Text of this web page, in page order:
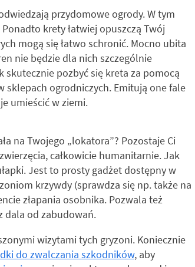
przydomowe ogrody. W tym
krety łatwiej opuszczą Twój
mogą się łatwo schronić. Mocno ubita
nie będzie dla nich szczególnie
skutecznie pozbyć się kreta za pomocą
sklepach ogrodniczych. Emitują one fale
umieścić w ziemi.
na Twojego „lokatora”? Pozostaje Ci
całkowicie humanitarnie. Jak
Jest to prosty gadżet dostępny w
krzywdy (sprawdza się np. także na
złapania osobnika. Pozwala też
dala od zabudowań.
wizytami tych gryzoni. Koniecznie
do zwalczania szkodników, aby